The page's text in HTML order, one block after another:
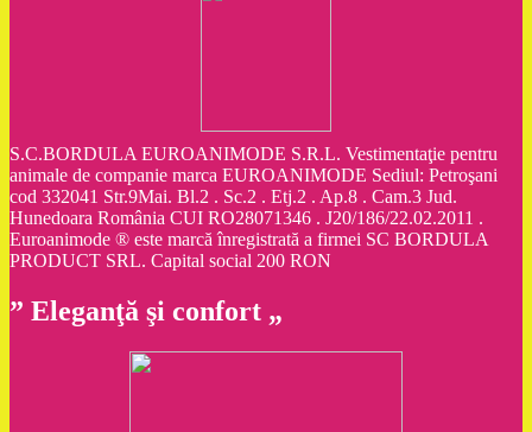
S.C.BORDULA EUROANIMODE S.R.L. Vestimentaţie pentru
animale de companie marca EUROANIMODE Sediul: Petroşani
cod 332041 Str.9Mai. Bl.2 . Sc.2 . Etj.2 . Ap.8 . Cam.3 Jud.
Hunedoara România CUI RO28071346 . J20/186/22.02.2011 .
Euroanimode ® este marcă înregistrată a firmei SC BORDULA
PRODUCT SRL. Capital social 200 RON
” Eleganţă şi confort „